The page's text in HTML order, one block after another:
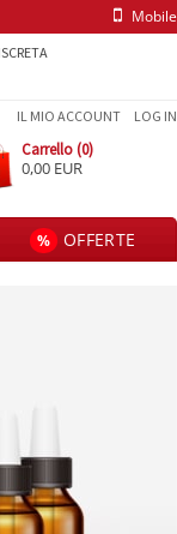
Mobile
LOG IN
IL MIO ACCOUNT
Carrello (0)
0,00 EUR
% OFFERTE